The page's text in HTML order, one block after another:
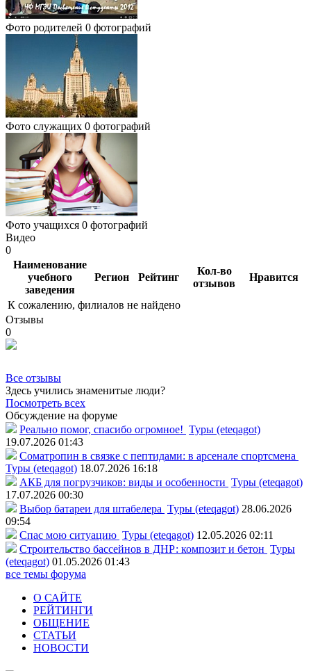
Фото родителей 0 фотографий
Фото служащих 0 фотографий
Фото учащихся 0 фотографий
Видео
0
Наименование
учебного
заведения
Регион Рейтинг
Кол-во
отзывов
Нравится
К сожалению, филиалов не найдено
Отзывы
0
Все отзывы
Здесь учились знаменитые люди?
Посмотреть всех
Обсуждение на форуме
Реально помог, спасибо огромное! Туры (eteqagot)
19.07.2026 01:43
Соматропин в связке с пептидами: в арсенале спортсмена
Туры (eteqagot) 18.07.2026 16:18
АКБ для погрузчиков: виды и особенности Туры (eteqagot)
17.07.2026 00:30
Выбор батареи для штабелера Туры (eteqagot) 28.06.2026
09:54
Спас мою ситуацию Туры (eteqagot) 12.05.2026 02:11
Строительство бассейнов в ДНР: композит и бетон Туры
(eteqagot) 01.05.2026 01:43
все темы форума
О САЙТЕ
РЕЙТИНГИ
ОБЩЕНИЕ
СТАТЬИ
НОВОСТИ